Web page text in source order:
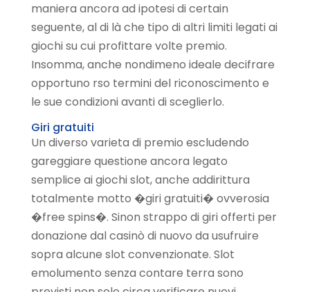
maniera ancora ad ipotesi di certain
seguente, al di là che tipo di altri limiti legati ai
giochi su cui profittare volte premio.
Insomma, anche nondimeno ideale decifrare
opportuno rso termini del riconoscimento e
le sue condizioni avanti di sceglierlo.
Giri gratuiti
Un diverso varieta di premio escludendo
gareggiare questione ancora legato
semplice ai giochi slot, anche addirittura
totalmente motto �giri gratuiti� ovverosia
�free spins�. Sinon strappo di giri offerti per
donazione dal casinò di nuovo da usufruire
sopra alcune slot convenzionate. Slot
emolumento senza contare terra sono